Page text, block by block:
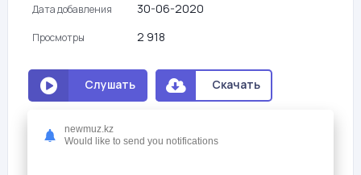
Дата добавления
30-06-2020
Просмотры 2 918
Слушать Скачать
Мне нравится
newmuz.kz
Would like to send you notifications